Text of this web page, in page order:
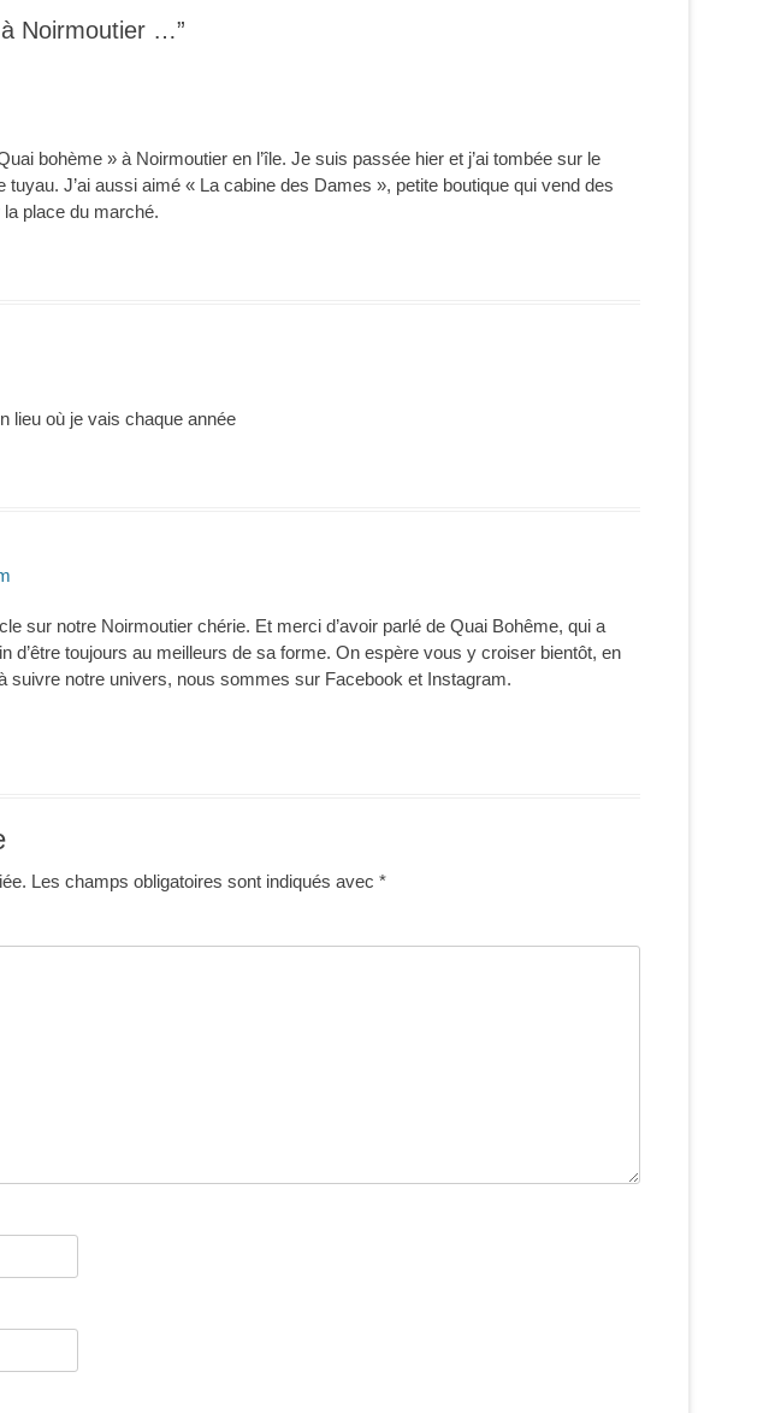
Noirmoutier …”
bohème » à Noirmoutier en l’île. Je suis passée hier et j’ai tombée sur le
J’ai aussi aimé « La cabine des Dames », petite boutique qui vend des
place du marché.
lieu où je vais chaque année
sur notre Noirmoutier chérie. Et merci d’avoir parlé de Quai Bohême, qui a
d’être toujours au meilleurs de sa forme. On espère vous y croiser bientôt, en
suivre notre univers, nous sommes sur Facebook et Instagram.
Les champs obligatoires sont indiqués avec *